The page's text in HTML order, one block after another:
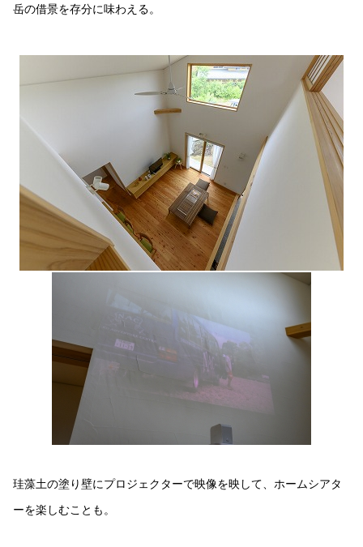
岳の借景を存分に味わえる。
珪藻土の塗り壁にプロジェクターで映像を映して、ホームシアタ
ーを楽しむことも。